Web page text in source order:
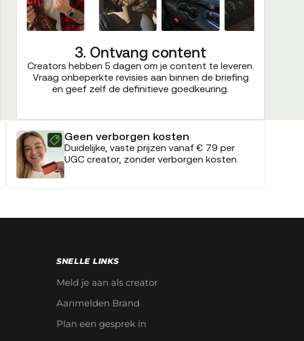
3. Ontvang content
Creators hebben 5 dagen om je content te leveren.
Vraag onbeperkte revisies aan binnen de briefing
en geef zelf de definitieve goedkeuring.
Geen verborgen kosten
Duidelijke, vaste prijzen vanaf € 79 per
UGC creator, zonder verborgen kosten.
SNELLE LINKS
Meld je aan als creator
Aanmelden Brand
Plan een gesprek in